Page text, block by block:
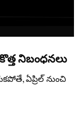
నిబంధనలు
ఏప్రిల్ నుంచి